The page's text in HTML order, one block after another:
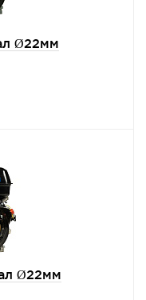
Ø22мм
Ø22мм